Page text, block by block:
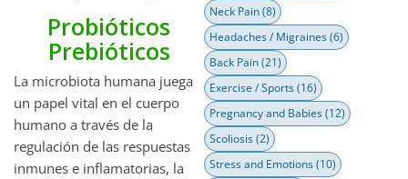
Probióticos
Prebióticos
La microbiota humana juega
un papel vital en el cuerpo
humano a través de la
regulación de las respuestas
inmunes e inflamatorias, la
Neck Pain(8)
Headaches / Migraines(6)
Back Pain(21)
Exercise / Sports(16)
Pregnancy and Babies(12)
Scoliosis(2)
Stress and Emotions(10)